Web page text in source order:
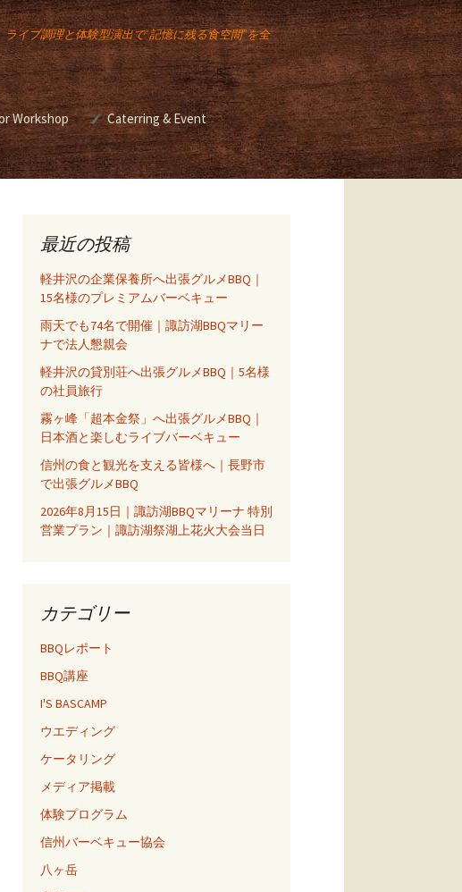
イブ調理と体験型演出で“記憶に残る食空間”を全
Workshop
ベキュー講座
モーク講座
リルのシーズニ
ガスグリル）
Caterring & Event
Event & Catering バーベキュー イベント
最近の投稿
軽井沢の企業保養所へ出張グルメBBQ｜
15名様のプレミアムバーベキュー
雨天でも74名で開催｜諏訪湖BBQマリー
ナで法人懇親会
軽井沢の貸別荘へ出張グルメBBQ｜5名様
の社員旅行
霧ヶ峰「超本金祭」へ出張グルメBBQ｜
日本酒と楽しむライブバーベキュー
信州の食と観光を支える皆様へ｜長野市
で出張グルメBBQ
2026年8月15日｜諏訪湖BBQマリーナ 特別
営業プラン｜諏訪湖祭湖上花火大会当日
カテゴリー
BBQレポート
BBQ講座
I'S BASCAMP
ウエディング
ケータリング
メディア掲載
体験プログラム
信州バーベキュー協会
八ヶ岳